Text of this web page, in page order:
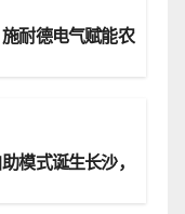
耐德电气赋能农
模式诞生长沙，